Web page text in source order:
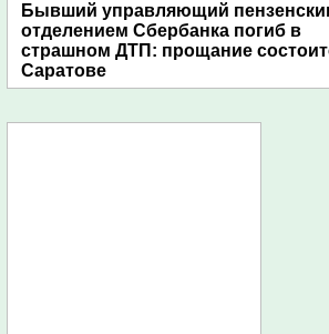
Бывший управляющий
отделением Сбербанка погиб в
страшном ДТП: прощание
Саратове